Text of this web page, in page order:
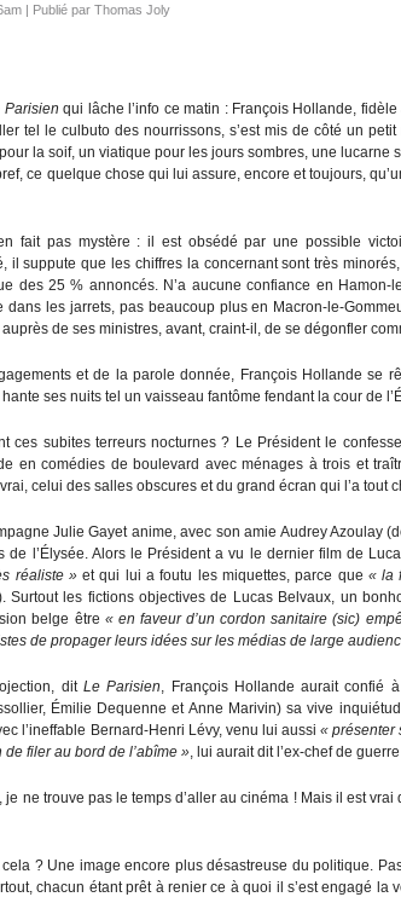
| Publié par Thomas Joly
Parisien qui lâche l’info ce matin : François Hollande,
tel le culbuto des nourrissons, s’est mis de côté un
la soif, un viatique pour les jours sombres, une lucarne
ce quelque chose qui lui assure, encore et toujours,
fait pas mystère : il est obsédé par une possible
il suppute que les chiffres la concernant sont très
des 25 % annoncés. N’a aucune confiance en Hamon-
dans les jarrets, pas beaucoup plus en Macron-le-
de ses ministres, avant, craint-il, de se dégonfler
et de la parole donnée, François Hollande se
ses nuits tel un vaisseau fantôme fendant la cour de
ces subites terreurs nocturnes ? Le Président le
en comédies de boulevard avec ménages à trois et
celui des salles obscures et du grand écran qui l’a tout
Julie Gayet anime, avec son amie Audrey Azoulay
de l’Élysée. Alors le Président a vu le dernier film de
réaliste »et qui lui a foutu les miquettes, parce que « la
Surtout les fictions objectives de Lucas Belvaux, un
belge être « en faveur d’un cordon sanitaire (sic)
de propager leurs idées sur les médias de large
dit Le Parisien, François Hollande aurait confié
Émilie Dequenne et Anne Marivin) sa vive
l’ineffable Bernard-Henri Lévy, venu lui aussi« présenter
de filer au bord de l’abîme », lui aurait dit l’ex-chef de
je ne trouve pas le temps d’aller au cinéma ! Mais il est
? Une image encore plus désastreuse du politique.
chacun étant prêt à renier ce à quoi il s’est engagé la